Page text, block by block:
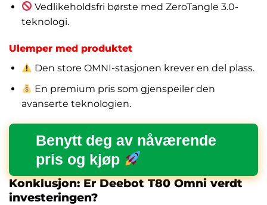
Vedlikeholdsfri børste med ZeroTangle 3.0-
teknologi.
Ulemper med produktet
Den store OMNI-stasjonen krever en del plass.
En premium pris som gjenspeiler den
avanserte teknologien.
Benytt deg av nåværende
pris og kjøp
Konklusjon: Er Deebot T80 Omni verdt
investeringen?